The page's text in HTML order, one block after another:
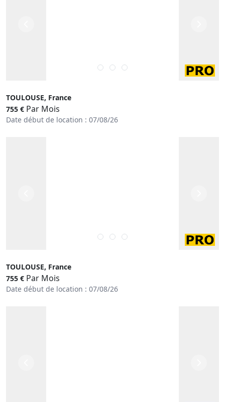
TOULOUSE, France
755 € Par Mois
Date début de location : 07/08/26
TOULOUSE, France
755 € Par Mois
Date début de location : 07/08/26